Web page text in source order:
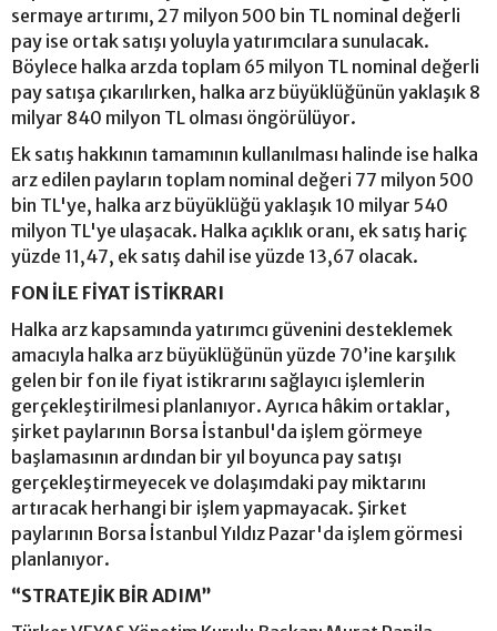
sermaye artırımı, 27 milyon 500 bin TL nominal değerli
pay ise ortak satışı yoluyla yatırımcılara sunulacak.
Böylece halka arzda toplam 65 milyon TL nominal değerli
pay satışa çıkarılırken, halka arz büyüklüğünün yaklaşık 8
milyar 840 milyon TL olması öngörülüyor.
Ek satış hakkının tamamının kullanılması halinde ise halka
arz edilen payların toplam nominal değeri 77 milyon 500
bin TL'ye, halka arz büyüklüğü yaklaşık 10 milyar 540
milyon TL'ye ulaşacak. Halka açıklık oranı, ek satış hariç
yüzde 11,47, ek satış dahil ise yüzde 13,67 olacak.
FON İLE FİYAT İSTİKRARI
Halka arz kapsamında yatırımcı güvenini desteklemek
amacıyla halka arz büyüklüğünün yüzde 70’ine karşılık
gelen bir fon ile fiyat istikrarını sağlayıcı işlemlerin
gerçekleştirilmesi planlanıyor. Ayrıca hâkim ortaklar,
şirket paylarının Borsa İstanbul'da işlem görmeye
başlamasının ardından bir yıl boyunca pay satışı
gerçekleştirmeyecek ve dolaşımdaki pay miktarını
artıracak herhangi bir işlem yapmayacak. Şirket
paylarının Borsa İstanbul Yıldız Pazar'da işlem görmesi
planlanıyor.
“STRATEJİK BİR ADIM”